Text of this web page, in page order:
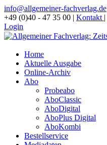
info@allgemeiner-fachverlag.de
+49 (0)40 - 47 35 00 | Kontakt |
Login
Home
Aktuelle Ausgabe
Online-Archiv
Abo
Probeabo
AboClassic
AboDigital
AboPlus Digital
AboKombi
Bestellservice